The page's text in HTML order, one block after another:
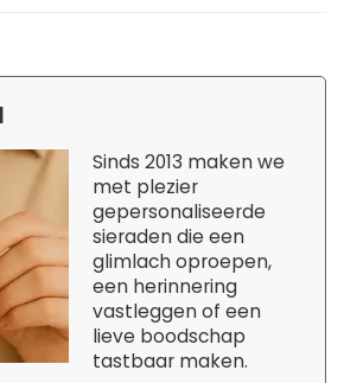
Sinds 2013 maken we
met plezier
gepersonaliseerde
sieraden die een
glimlach oproepen,
een herinnering
vastleggen of een
lieve boodschap
tastbaar maken.